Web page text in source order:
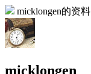
micklongen的资料
micklongen